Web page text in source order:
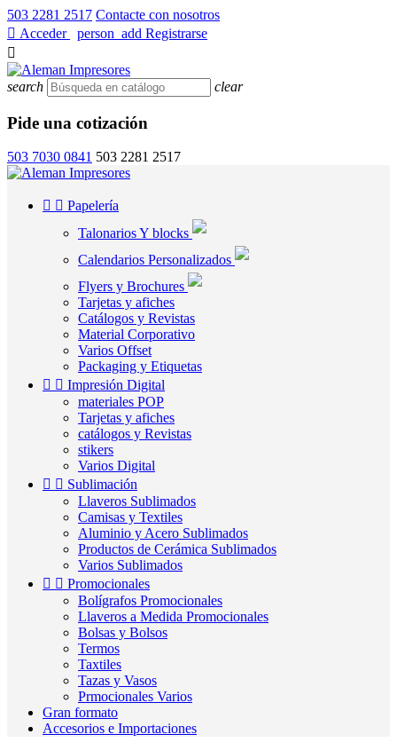
503 2281 2517 Contacte con nosotros
 Acceder person_add Registrarse

search clear
Pide una cotización
503 7030 0841 503 2281 2517
  Papelería
Talonarios Y blocks
Calendarios Personalizados
Flyers y Brochures
Tarjetas y afiches
Catálogos y Revistas
Material Corporativo
Varios Offset
Packaging y Etiquetas
  Impresión Digital
materiales POP
Tarjetas y afiches
catálogos y Revistas
stikers
Varios Digital
  Sublimación
Llaveros Sublimados
Camisas y Textiles
Aluminio y Acero Sublimados
Productos de Cerámica Sublimados
Varios Sublimados
  Promocionales
Bolígrafos Promocionales
Llaveros a Medida Promocionales
Bolsas y Bolsos
Termos
Taxtiles
Tazas y Vasos
Prmocionales Varios
Gran formato
Accesorios e Importaciones